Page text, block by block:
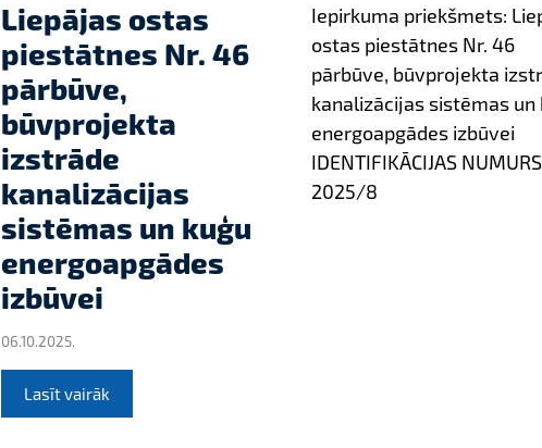
Liepājas ostas
piestātnes Nr. 46
pārbūve,
būvprojekta
izstrāde
kanalizācijas
sistēmas un kuģu
energoapgādes
izbūvei
06.10.2025.
Lasīt vairāk
Iepirkuma priekšmets:
ostas piestātnes Nr. 46
pārbūve, būvprojekta
kanalizācijas sistēmas un
energoapgādes izbūvei
IDENTIFIKĀCIJAS
2025/8